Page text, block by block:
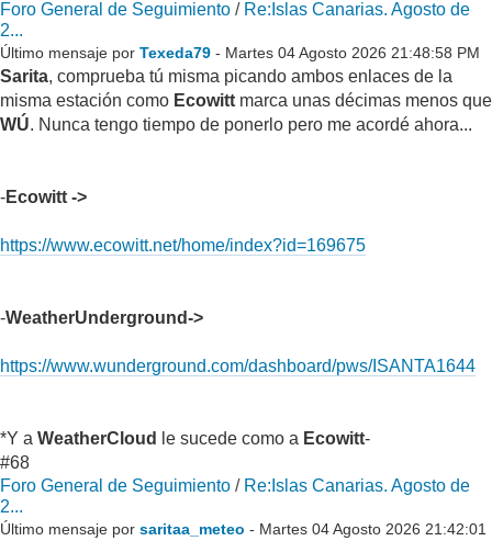
Foro General de Seguimiento / Re:Islas Canarias. Agosto de
2...
Último mensaje por Texeda79 - Martes 04 Agosto 2026 21:48:58 PM
Sarita, comprueba tú misma picando ambos enlaces de la
misma estación como Ecowitt marca unas décimas menos que
WÚ. Nunca tengo tiempo de ponerlo pero me acordé ahora...
-Ecowitt ->
https://www.ecowitt.net/home/index?id=169675
-WeatherUnderground->
https://www.wunderground.com/dashboard/pws/ISANTA1644
*Y a WeatherCloud le sucede como a Ecowitt-
#68
Foro General de Seguimiento / Re:Islas Canarias. Agosto de
2...
Último mensaje por saritaa_meteo - Martes 04 Agosto 2026 21:42:01